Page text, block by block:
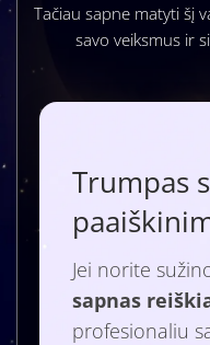
Tačiau sapne matyti šį
savo veiksmus ir
Trumpas
Jei norite
sapnas
profesionaliu